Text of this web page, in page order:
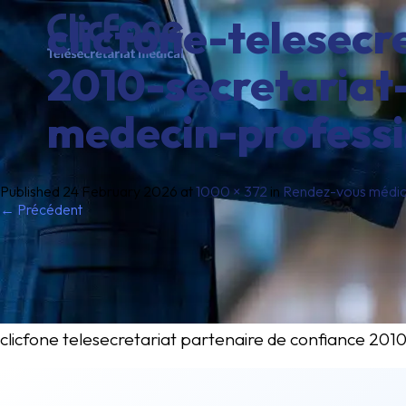
clicfone-
2010-
medecin-
Published 24 February 2026 at1000 × 372 in Rendez-vous
← Précédent
clicfone telesecretariat partenaire de confiance